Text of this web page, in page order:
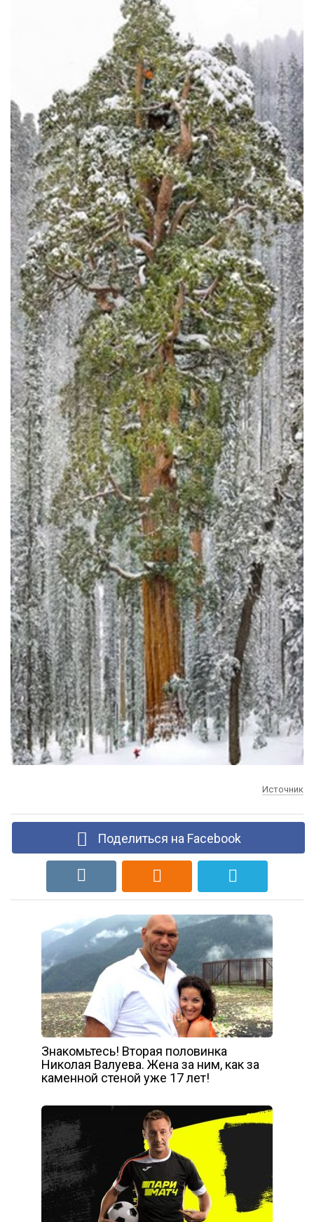
Источник
Поделиться на Facebook
Знакомьтесь! Вторая половинка
Николая Валуева. Жена за ним, как за
каменной стеной уже 17 лет!